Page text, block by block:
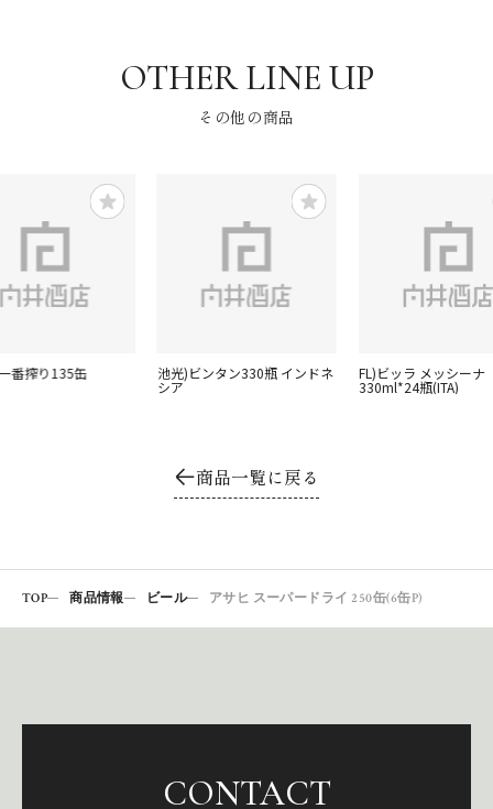
その他の商品
番搾り135缶 池光)ビンタン330瓶 インドネ
シア
FL)ビッラ メッシーナ
330ml*24瓶(ITA)
商品一覧に戻る
TOP 商品情報 ビール アサヒ スーパードライ 250缶(6缶P)
CONTACT